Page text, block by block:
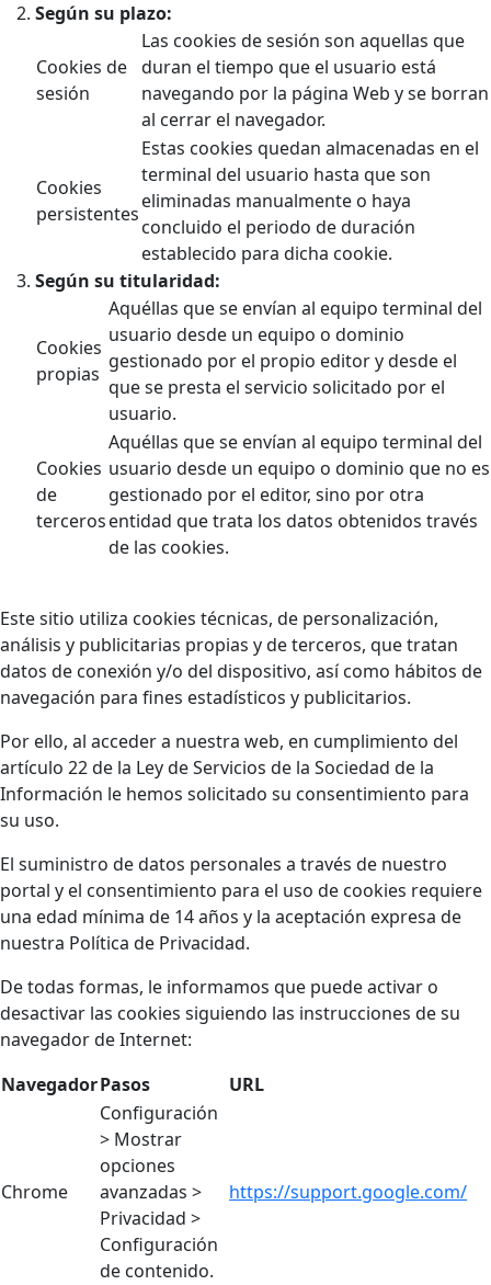
Según su plazo:
Cookies de
sesión
Las cookies de sesión son aquellas que
duran el tiempo que el usuario está
navegando por la página Web y se borran
al cerrar el navegador.
Cookies
persistentes
Estas cookies quedan almacenadas en el
terminal del usuario hasta que son
eliminadas manualmente o haya
concluido el periodo de duración
establecido para dicha cookie.
Según su titularidad:
Cookies
propias
Aquéllas que se envían al equipo terminal del
usuario desde un equipo o dominio
gestionado por el propio editor y desde el
que se presta el servicio solicitado por el
usuario.
Cookies
de
terceros
Aquéllas que se envían al equipo terminal del
usuario desde un equipo o dominio que no es
gestionado por el editor, sino por otra
entidad que trata los datos obtenidos través
de las cookies.
Este sitio utiliza cookies técnicas, de personalización,
análisis y publicitarias propias y de terceros, que tratan
datos de conexión y/o del dispositivo, así como hábitos de
navegación para fines estadísticos y publicitarios.
Por ello, al acceder a nuestra web, en cumplimiento del
artículo 22 de la Ley de Servicios de la Sociedad de la
Información le hemos solicitado su consentimiento para
su uso.
El suministro de datos personales a través de nuestro
portal y el consentimiento para el uso de cookies requiere
una edad mínima de 14 años y la aceptación expresa de
nuestra Política de Privacidad.
De todas formas, le informamos que puede activar o
desactivar las cookies siguiendo las instrucciones de su
navegador de Internet:
NavegadorPasos URL
Chrome
Configuración
> Mostrar
opciones
avanzadas >
Privacidad >
Configuración
de contenido.
https://support.google.com/